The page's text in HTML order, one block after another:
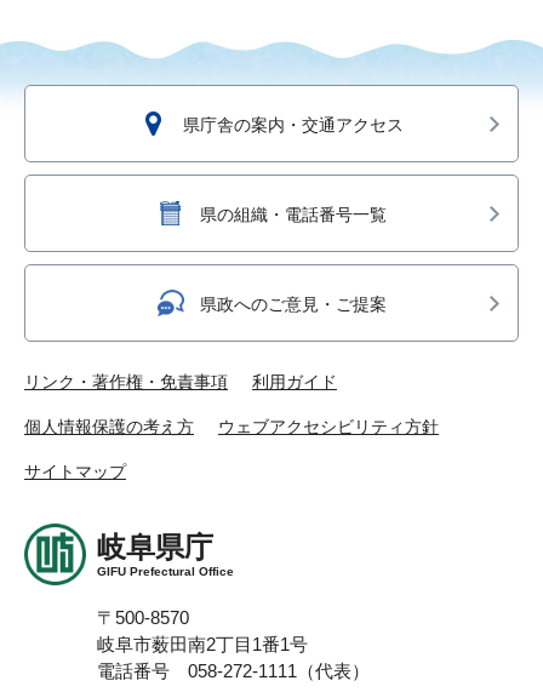
県庁舎の案内・交通アクセス
県の組織・電話番号一覧
県政へのご意見・ご提案
リンク・著作権・免責事項 利用ガイド
個人情報保護の考え方 ウェブアクセシビリティ方針
サイトマップ
岐阜県庁
GIFU Prefectural Office
〒500-8570
岐阜市薮田南2丁目1番1号
電話番号 058-272-1111（代表）